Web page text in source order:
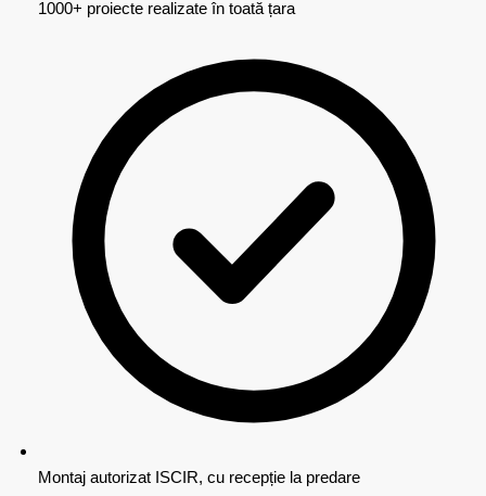
1000+ proiecte realizate în toată țara
Montaj autorizat ISCIR, cu recepție la predare